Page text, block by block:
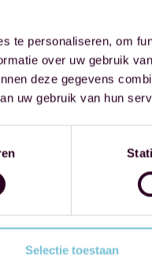
te personaliseren, om
over uw gebruik
deze gegevens
uw gebruik van hun
Selectie toestaan